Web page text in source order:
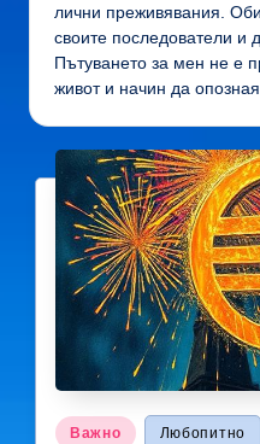
лични преживявания.
своите последователи и
Пътуването за мен не е
живот и начин да
Posted
Важно Любопитно